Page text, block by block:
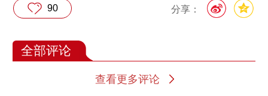
分享：
90
全部评论
查看更多评论